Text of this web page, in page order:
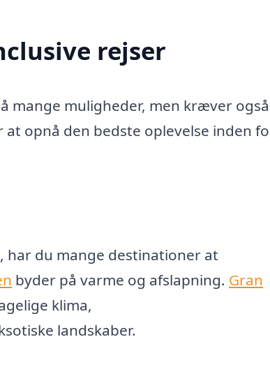
rejser
mange muligheder, men kræver også
opnå den bedste oplevelse inden
har du mange destinationer at
byder på varme og afslapning. Gran
klima,
landskaber.